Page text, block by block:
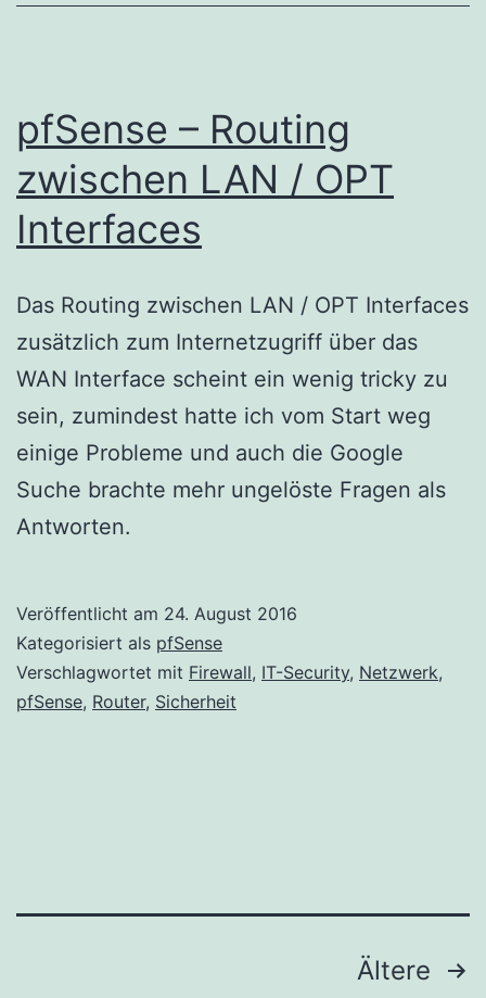
pfSense – Routing
zwischen LAN / OPT
Interfaces
Das Routing zwischen LAN / OPT Interfaces
zusätzlich zum Internetzugriff über das
WAN Interface scheint ein wenig tricky zu
sein, zumindest hatte ich vom Start weg
einige Probleme und auch die Google
Suche brachte mehr ungelöste Fragen als
Antworten.
Veröffentlicht am 24. August 2016
Kategorisiert als pfSense
Verschlagwortet mit Firewall, IT-Security, Netzwerk,
pfSense, Router, Sicherheit
Seitennummerierung
Ältere